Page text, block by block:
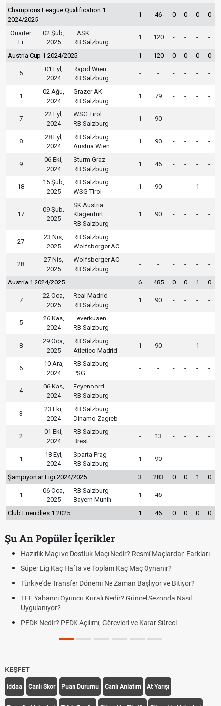
Champions League Qualification 1
2024/2025
1 46 0 0 0 0
Quarter
Fi
02 Şub,
2025
LASK
RB Salzburg
1 120 - - - -
Austria Cup 1 2024/2025 1 120 0 0 0 0
5
01 Eyl,
2024
Rapid Wien
RB Salzburg
- - - - - -
1
02 Ağu,
2024
Grazer AK
RB Salzburg
1 79 - - - -
7
22 Eyl,
2024
WSG Tirol
RB Salzburg
1 90 - - - -
8
28 Eyl,
2024
RB Salzburg
Austria Wien
1 90 - - - -
9
06 Eki,
2024
Sturm Graz
RB Salzburg
1 46 - - - -
18
15 Şub,
2025
RB Salzburg
WSG Tirol
1 90 - - 1 -
17
09 Şub,
2025
SK Austria
Klagenfurt
RB Salzburg
1 90 - - - -
27
23 Nis,
2025
RB Salzburg
Wolfsberger AC
- - - - - -
28
27 Nis,
2025
Wolfsberger AC
RB Salzburg
- - - - - -
Austria 1 2024/2025 6 485 0 0 1 0
7
22 Oca,
2025
Real Madrid
RB Salzburg
1 90 - - - -
5
26 Kas,
2024
Leverkusen
RB Salzburg
- - - - - -
8
29 Oca,
2025
RB Salzburg
Atletico Madrid
1 90 - - 1 -
6
10 Ara,
2024
RB Salzburg
PSG
- - - - - -
4
06 Kas,
2024
Feyenoord
RB Salzburg
- - - - - -
3
23 Eki,
2024
RB Salzburg
Dinamo Zagreb
- - - - - -
2
01 Eki,
2024
RB Salzburg
Brest
- 13 - - - -
1
18 Eyl,
2024
Sparta Prag
RB Salzburg
1 90 - - - -
Şampiyonlar Ligi 2024/2025 3 283 0 0 1 0
1
06 Oca,
2025
RB Salzburg
Bayern Munih
1 46 - - - -
Club Friendlies 1 2025 1 46 0 0 0 0
Şu An Popüler İçerikler
Hazırlık Maçı ve Dostluk Maçı Nedir? Resmî Maçlardan Farkları
Süper Lig Kaç Hafta ve Toplam Kaç Maç Oynanır?
Türkiye'de Transfer Dönemi Ne Zaman Başlıyor ve Bitiyor?
TFF Yabancı Oyuncu Kuralı Nedir? Güncel Sezonda Nasıl
Uygulanıyor?
PFDK Nedir? PFDK Açılımı, Görevleri ve Karar Süreci
KEŞFET
iddaa Canlı Skor Puan Durumu Canlı Anlatım At Yarışı